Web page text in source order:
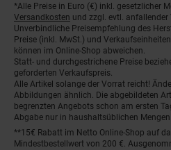
Fußnoten
*Alle Preise in Euro (€) inkl. gesetzlicher
Versandkosten und zzgl. evtl.
Unverbindliche Preisempfehlung des
Preise (inkl. MwSt.) und
können im Online-Shop abweichen.
Statt- und durchgestrichene Preise
geforderten Verkaufspreis.
Alle Artikel solange der Vorrat reicht!
Abbildungen ähnlich. Die abgebildeten
begrenzten Angebots schon am ersten
Abgabe nur in haushaltsüblichen Mengen!
**15€ Rabatt im Netto Online-Shop auf
Mindestbestellwert von 200 €.